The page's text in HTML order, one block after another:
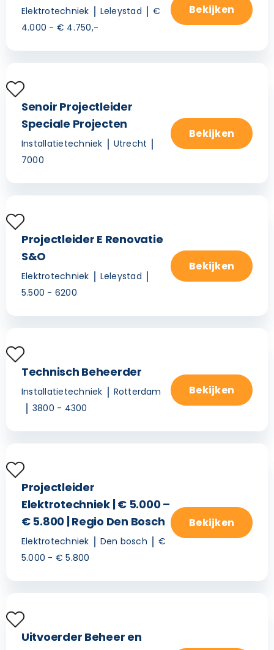
Elektrotechniek Leleystad
€
4.000 - € 4.750,-
Bekijken
Senoir Projectleider
Speciale Projecten
Installatietechniek
Utrecht
7000
Bekijken
Projectleider E Renovatie
S&O
Elektrotechniek
Leleystad
5.500 - 6200
Bekijken
Technisch Beheerder
Installatietechniek
Rotterdam
3800 - 4300
Bekijken
Projectleider
Elektrotechniek | € 5.000 –
€ 5.800 | Regio Den Bosch
Elektrotechniek Den bosch
€
5.000 - € 5.800
Bekijken
Uitvoerder Beheer en